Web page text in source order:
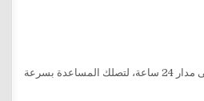
خدمة إنقاذ ونقل السيارات على مدار 24 ساعة، لتصلك المساعدة بسرعة